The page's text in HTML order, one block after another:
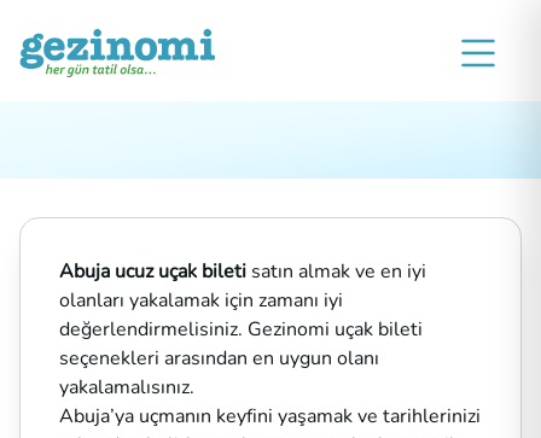
Abuja ucuz uçak bileti satın almak ve en iyi
olanları yakalamak için zamanı iyi
değerlendirmelisiniz. Gezinomi uçak bileti
seçenekleri arasından en uygun olanı
yakalamalısınız.
Abuja’ya uçmanın keyfini yaşamak ve tarihlerinizi